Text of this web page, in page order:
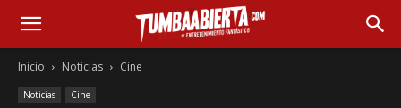
Inicio Noticias Cine
Noticias Cine